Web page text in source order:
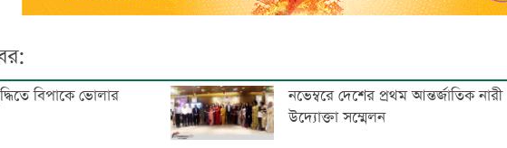
বিপাকে ভোলার
নভেম্বরে দেশের প্রথম আন্তর্জাতিক নারী
উদ্যোক্তা সম্মেলন